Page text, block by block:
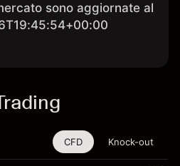
sono aggiornate al
CFD Knock-out